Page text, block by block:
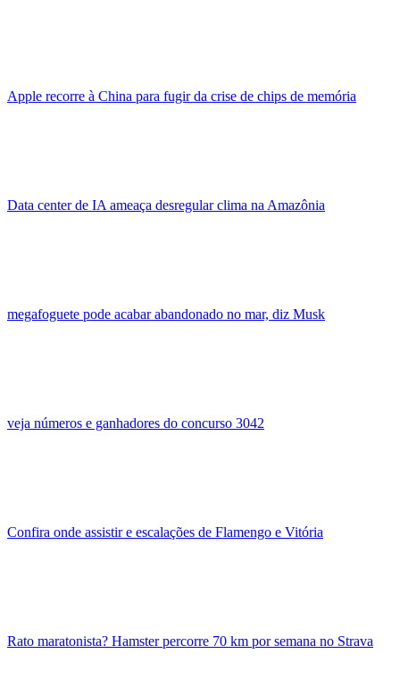
Apple recorre à China para fugir da crise de chips de memória
Data center de IA ameaça desregular clima na Amazônia
megafoguete pode acabar abandonado no mar, diz Musk
veja números e ganhadores do concurso 3042
Confira onde assistir e escalações de Flamengo e Vitória
Rato maratonista? Hamster percorre 70 km por semana no Strava